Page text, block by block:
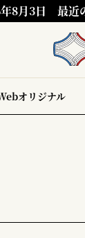
8月3日 最近
オリジナル